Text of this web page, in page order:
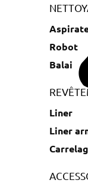
Robot
Balai
Liner
Liner